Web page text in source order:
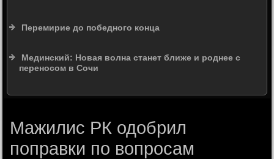
Перемирие до победного конца
Мединский: Новая волна станет ближе и роднее с
переносом в Сочи
Мажилис РК одобрил
поправки по вопросам